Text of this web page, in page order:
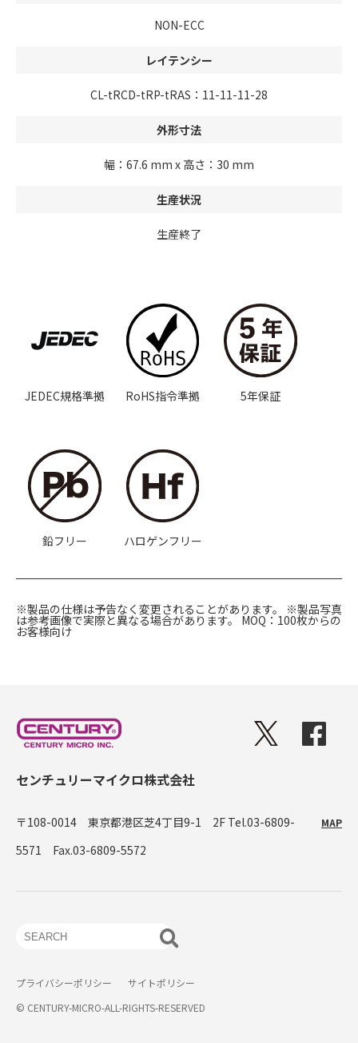
NON-ECC
レイテンシー
CL-tRCD-tRP-tRAS：11-11-11-28
外形寸法
幅：67.6 mm x 高さ：30 mm
生産状況
生産終了
JEDEC規格準拠 RoHS指令準拠 5年保証
鉛フリー ハロゲンフリー
※製品の仕様は予告なく変更されることがあります。 ※製品写真
は参考画像で実際と異なる場合があります。 MOQ：100枚からの
お客様向け
センチュリーマイクロ株式会社
〒108-0014 東京都港区芝4丁目9-1 2F Tel.03-6809-
5571 Fax.03-6809-5572
MAP
プライバシーポリシー
サイトポリシー
© CENTURY-MICRO-ALL-RIGHTS-RESERVED